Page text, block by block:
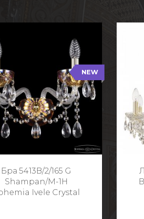
NEW
Бра 5413B/2/165 G
Shampan/M-1H
Ivele Crystal
2/165 G Shampan/M-1H
Тип: Хрустальные
арматуры: Золото/
Кол-во ламп: 2
Ширина: 35 см